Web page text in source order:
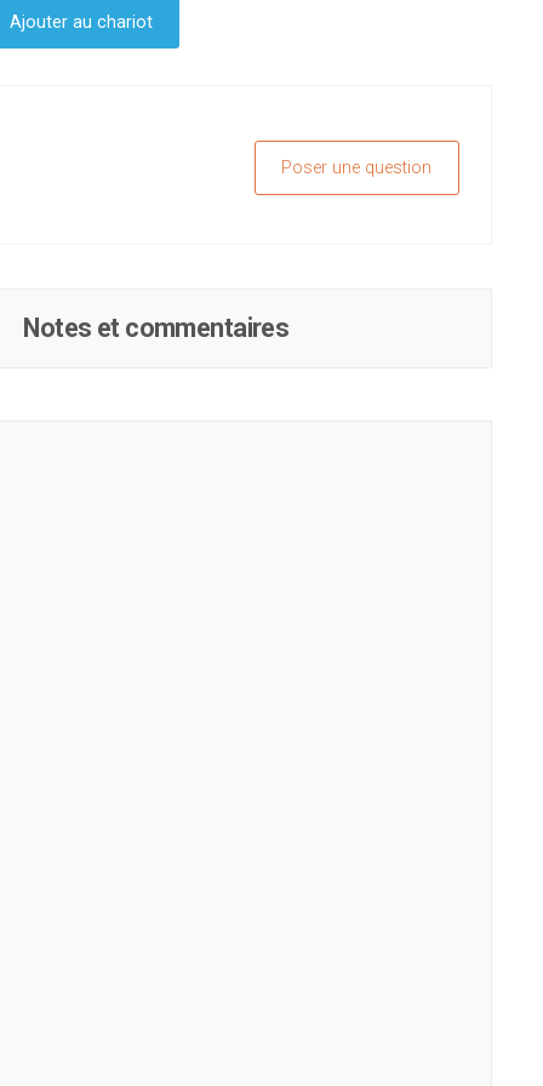
Ajouter au chariot
Poser une question
Notes et commentaires